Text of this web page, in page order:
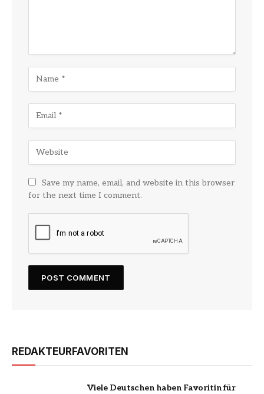
Save my name, email, and website in this browser
for the next time I comment.
REDAKTEURFAVORITEN
Viele Deutschen haben Favoritin für